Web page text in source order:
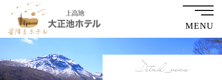
MENU
Detail_news